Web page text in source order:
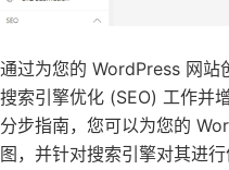
通过为您的 WordPress 网站
搜索引擎优化 (SEO) 工作并
分步指南，您可以为您的
图，并针对搜索引擎对其进